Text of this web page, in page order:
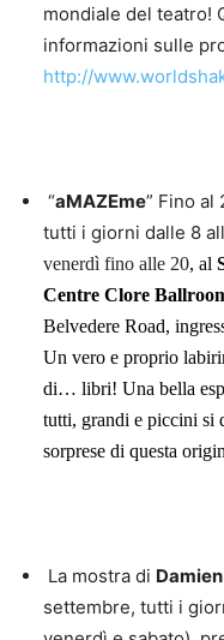
mondiale del teatro!
informazioni sulle
http://
“aMAZEme” Fino al
tutti i giorni dalle 8
venerdì fino alle 20, al
Centre Clore
Belvedere Road,
Un vero e proprio
di… libri! Una bella
tutti, grandi e piccini si
sorprese di questa
La mostra di
settembre, tutti i